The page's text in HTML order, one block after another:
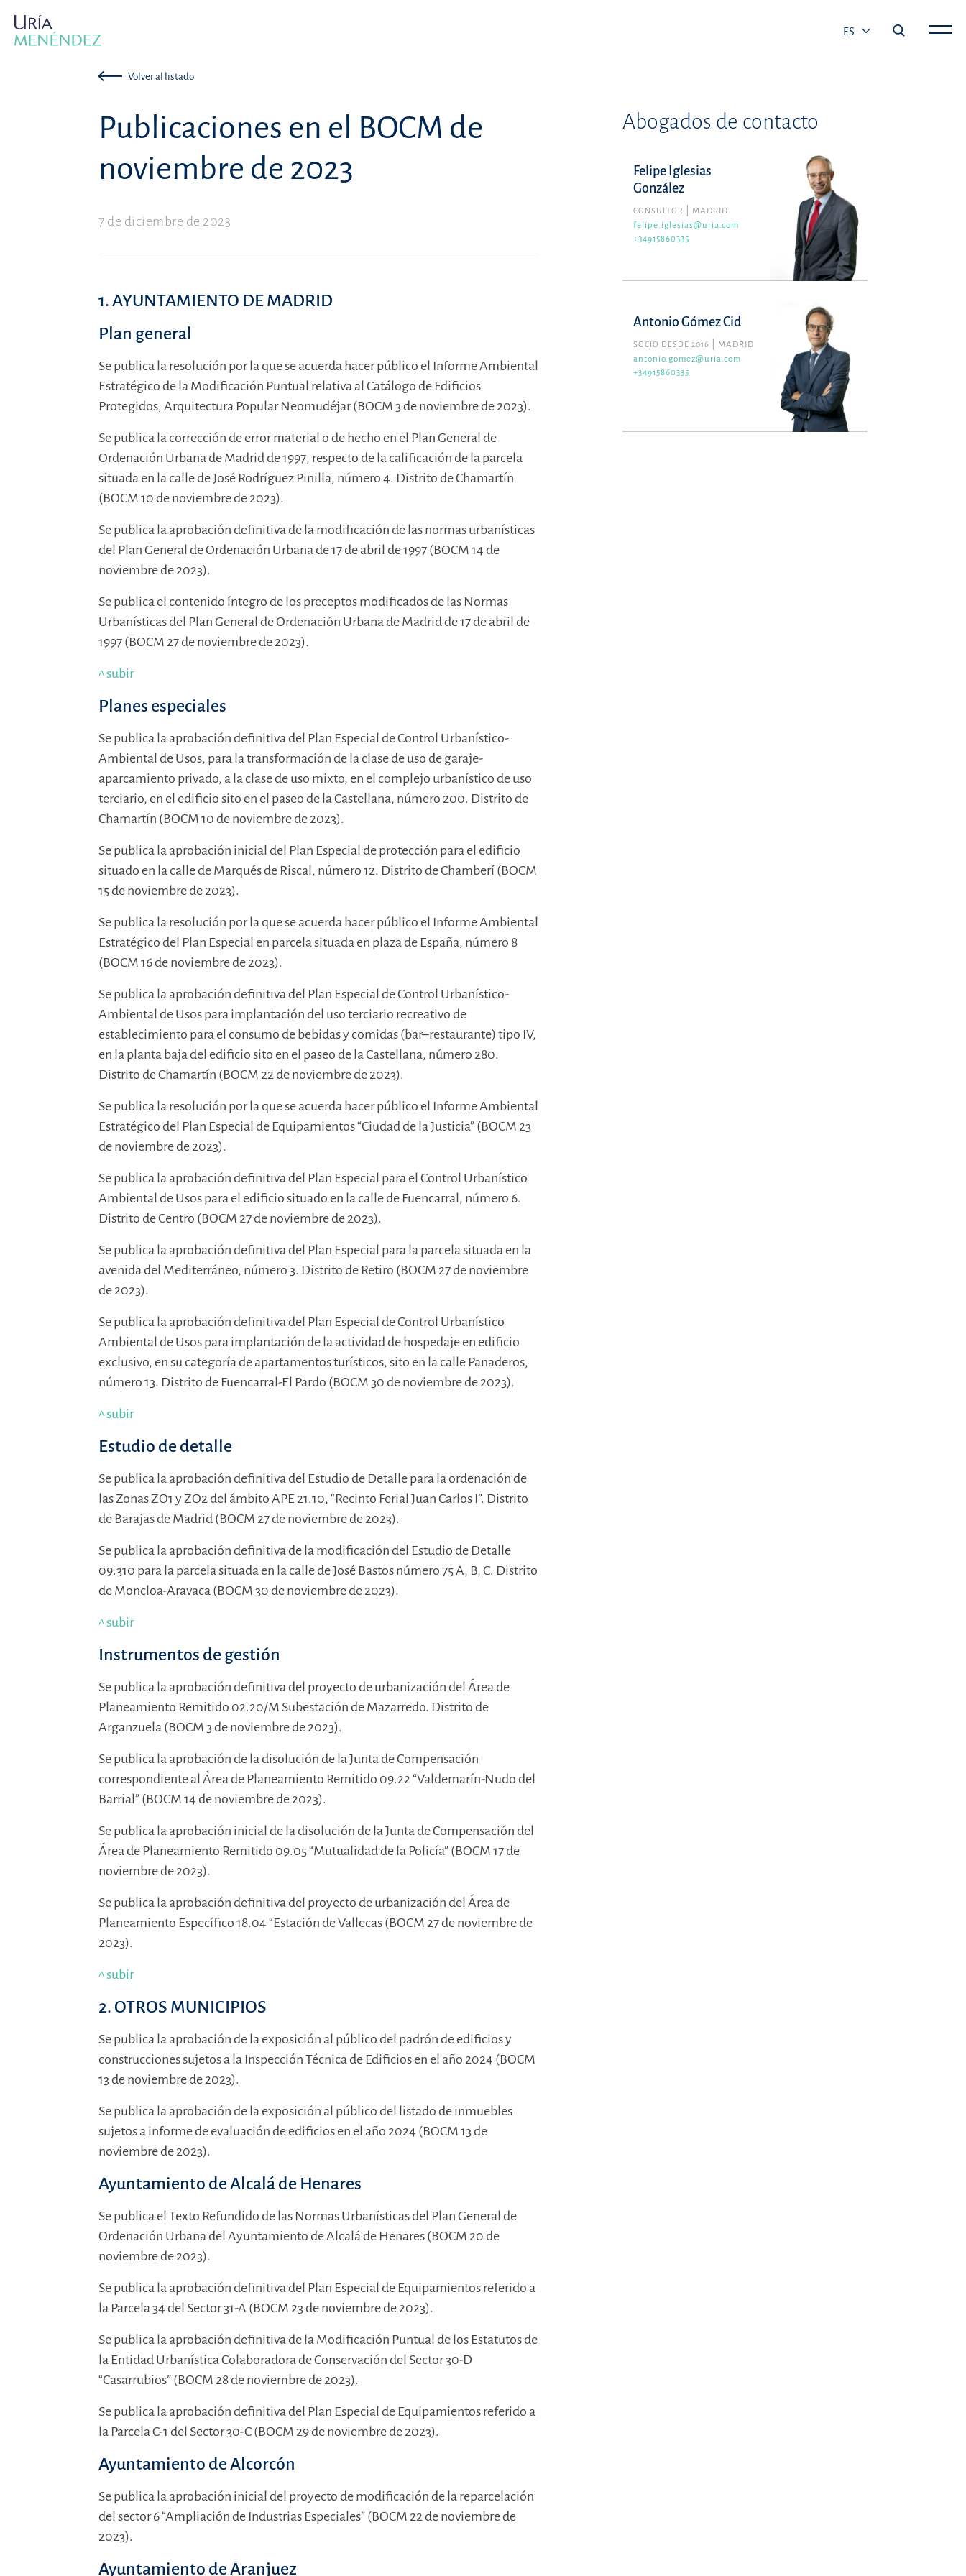
ES
Volver al listado
Publicaciones en el BOCM de
noviembre de 2023
7 de diciembre de 2023
1. AYUNTAMIENTO DE MADRID
Plan general
Se publica la resolución por la que se acuerda hacer público el Informe Ambiental
Estratégico de la Modificación Puntual relativa al Catálogo de Edificios
Protegidos, Arquitectura Popular Neomudéjar (BOCM 3 de noviembre de 2023).
Se publica la corrección de error material o de hecho en el Plan General de
Ordenación Urbana de Madrid de 1997, respecto de la calificación de la parcela
situada en la calle de José Rodríguez Pinilla, número 4. Distrito de Chamartín
(BOCM 10 de noviembre de 2023).
Se publica la aprobación definitiva de la modificación de las normas urbanísticas
del Plan General de Ordenación Urbana de 17 de abril de 1997 (BOCM 14 de
noviembre de 2023).
Se publica el contenido íntegro de los preceptos modificados de las Normas
Urbanísticas del Plan General de Ordenación Urbana de Madrid de 17 de abril de
1997 (BOCM 27 de noviembre de 2023).
^ subir
Planes especiales
Se publica la aprobación definitiva del Plan Especial de Control Urbanístico-
Ambiental de Usos, para la transformación de la clase de uso de garaje-
aparcamiento privado, a la clase de uso mixto, en el complejo urbanístico de uso
terciario, en el edificio sito en el paseo de la Castellana, número 200. Distrito de
Chamartín (BOCM 10 de noviembre de 2023).
Se publica la aprobación inicial del Plan Especial de protección para el edificio
situado en la calle de Marqués de Riscal, número 12. Distrito de Chamberí (BOCM
15 de noviembre de 2023).
Se publica la resolución por la que se acuerda hacer público el Informe Ambiental
Estratégico del Plan Especial en parcela situada en plaza de España, número 8
(BOCM 16 de noviembre de 2023).
Se publica la aprobación definitiva del Plan Especial de Control Urbanístico-
Ambiental de Usos para implantación del uso terciario recreativo de
establecimiento para el consumo de bebidas y comidas (bar–restaurante) tipo IV,
en la planta baja del edificio sito en el paseo de la Castellana, número 280.
Distrito de Chamartín (BOCM 22 de noviembre de 2023).
Se publica la resolución por la que se acuerda hacer público el Informe Ambiental
Estratégico del Plan Especial de Equipamientos “Ciudad de la Justicia” (BOCM 23
de noviembre de 2023).
Se publica la aprobación definitiva del Plan Especial para el Control Urbanístico
Ambiental de Usos para el edificio situado en la calle de Fuencarral, número 6.
Distrito de Centro (BOCM 27 de noviembre de 2023).
Se publica la aprobación definitiva del Plan Especial para la parcela situada en la
avenida del Mediterráneo, número 3. Distrito de Retiro (BOCM 27 de noviembre
de 2023).
Se publica la aprobación definitiva del Plan Especial de Control Urbanístico
Ambiental de Usos para implantación de la actividad de hospedaje en edificio
exclusivo, en su categoría de apartamentos turísticos, sito en la calle Panaderos,
número 13. Distrito de Fuencarral-El Pardo (BOCM 30 de noviembre de 2023).
^ subir
Estudio de detalle
Se publica la aprobación definitiva del Estudio de Detalle para la ordenación de
las Zonas ZO1 y ZO2 del ámbito APE 21.10, “Recinto Ferial Juan Carlos I”. Distrito
de Barajas de Madrid (BOCM 27 de noviembre de 2023).
Se publica la aprobación definitiva de la modificación del Estudio de Detalle
09.310 para la parcela situada en la calle de José Bastos número 75 A, B, C. Distrito
de Moncloa-Aravaca (BOCM 30 de noviembre de 2023).
^ subir
Instrumentos de gestión
Se publica la aprobación definitiva del proyecto de urbanización del Área de
Planeamiento Remitido 02.20/M Subestación de Mazarredo. Distrito de
Arganzuela (BOCM 3 de noviembre de 2023).
Se publica la aprobación de la disolución de la Junta de Compensación
correspondiente al Área de Planeamiento Remitido 09.22 “Valdemarín-Nudo del
Barrial” (BOCM 14 de noviembre de 2023).
Se publica la aprobación inicial de la disolución de la Junta de Compensación del
Área de Planeamiento Remitido 09.05 “Mutualidad de la Policía” (BOCM 17 de
noviembre de 2023).
Se publica la aprobación definitiva del proyecto de urbanización del Área de
Planeamiento Específico 18.04 “Estación de Vallecas (BOCM 27 de noviembre de
2023).
^ subir
2. OTROS MUNICIPIOS
Se publica la aprobación de la exposición al público del padrón de edificios y
construcciones sujetos a la Inspección Técnica de Edificios en el año 2024 (BOCM
13 de noviembre de 2023).
Se publica la aprobación de la exposición al público del listado de inmuebles
sujetos a informe de evaluación de edificios en el año 2024 (BOCM 13 de
noviembre de 2023).
Ayuntamiento de Alcalá de Henares
Se publica el Texto Refundido de las Normas Urbanísticas del Plan General de
Ordenación Urbana del Ayuntamiento de Alcalá de Henares (BOCM 20 de
noviembre de 2023).
Se publica la aprobación definitiva del Plan Especial de Equipamientos referido a
la Parcela 34 del Sector 31-A (BOCM 23 de noviembre de 2023).
Se publica la aprobación definitiva de la Modificación Puntual de los Estatutos de
la Entidad Urbanística Colaboradora de Conservación del Sector 30-D
“Casarrubios” (BOCM 28 de noviembre de 2023).
Se publica la aprobación definitiva del Plan Especial de Equipamientos referido a
la Parcela C-1 del Sector 30-C (BOCM 29 de noviembre de 2023).
Ayuntamiento de Alcorcón
Se publica la aprobación inicial del proyecto de modificación de la reparcelación
del sector 6 “Ampliación de Industrias Especiales” (BOCM 22 de noviembre de
2023).
Ayuntamiento de Aranjuez
Abogados de contacto
Felipe Iglesias
González
CONSULTOR
MADRID
felipe.iglesias@uria.com
+34915860335
Antonio Gómez Cid
SOCIO DESDE 2016
MADRID
antonio.gomez@uria.com
+34915860335